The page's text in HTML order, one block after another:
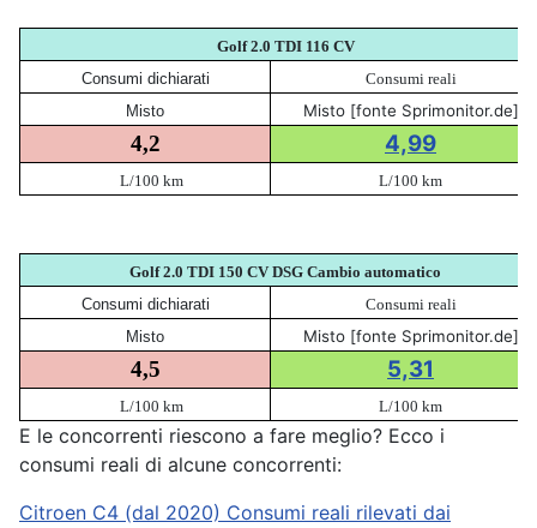
Golf 2.0 TDI 116 CV
Consumi dichiarati
Consumi reali
Misto
Misto [fonte Sprimonitor.de]
4,2 4,99
L/100 km L/100 km
Golf 2.0 TDI 150 CV DSG Cambio automatico
Consumi dichiarati
Consumi reali
Misto
Misto [fonte Sprimonitor.de]
4,5 5,31
L/100 km L/100 km
E le concorrenti riescono a fare meglio? Ecco i
consumi reali di alcune concorrenti:
Citroen C4 (dal 2020) Consumi reali rilevati dai